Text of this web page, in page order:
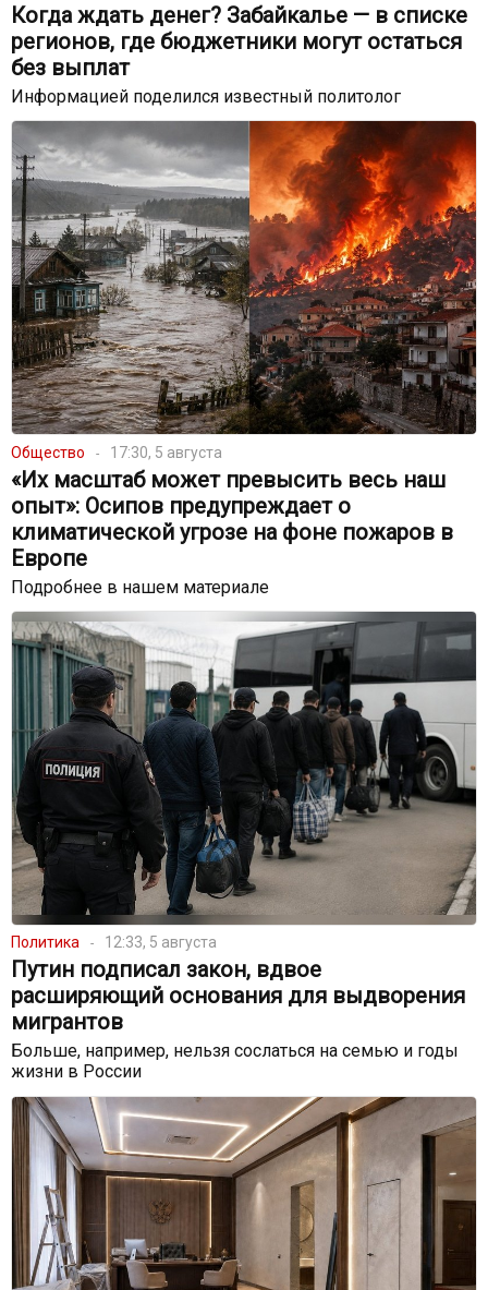
Когда ждать денег? Забайкалье — в списке
регионов, где бюджетники могут остаться
без выплат
Информацией поделился известный политолог
Общество 17:30, 5 августа
«Их масштаб может превысить весь наш
опыт»: Осипов предупреждает о
климатической угрозе на фоне пожаров в
Европе
Подробнее в нашем материале
Политика 12:33, 5 августа
Путин подписал закон, вдвое
расширяющий основания для выдворения
мигрантов
Больше, например, нельзя сослаться на семью и годы
жизни в России